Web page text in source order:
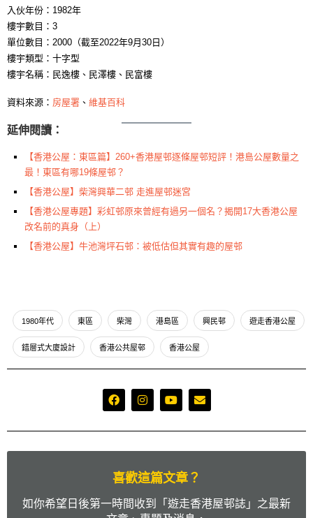
入伙年份：1982年
樓宇數目：3
單位數目：2000（截至2022年9月30日）
樓宇類型：十字型
樓宇名稱：民逸樓、民澤樓、民富樓
資料來源： 房屋署 、 維基百科
延伸閱讀：
【香港公屋：東區篇】260+香港屋邨逐條屋邨短評！港島公屋數量之
最！東區有哪19條屋邨？
【香港公屋】柴灣興華二邨 走進屋邨迷宮
【香港公屋專題】彩虹邨原來曾經有過另一個名？揭開17大香港公屋
改名前的真身（上）
【香港公屋】牛池灣坪石邨：被低估但其實有趣的屋邨
1980年代 東區 柴灣 港島區 興民邨 遊走香港公屋
錯層式大廈設計 香港公共屋邨 香港公屋
喜歡這篇文章？
如你希望日後第一時間收到「遊走香港屋邨誌」之最新